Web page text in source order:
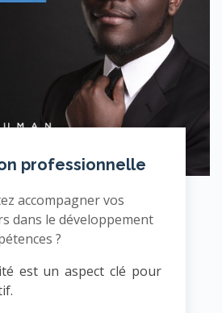
professionnelle
accompagner vos
dans le développement
?
est un aspect clé pour